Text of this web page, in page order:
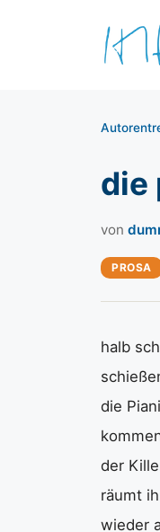
die
von
PROSA
halb
die
der
räumt
wieder